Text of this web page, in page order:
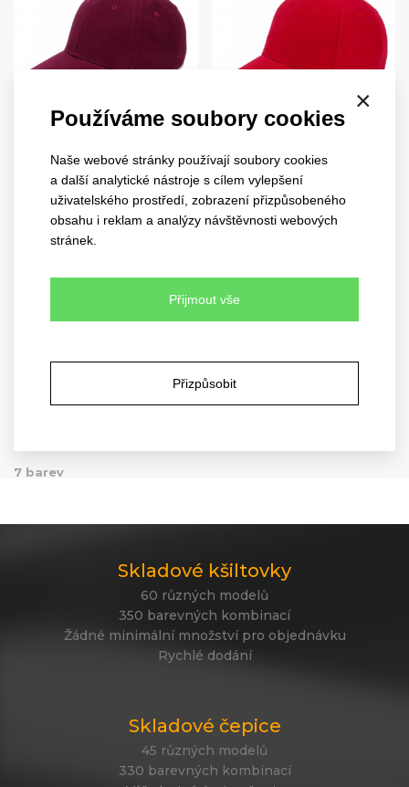
×
Používáme soubory cookies
Naše webové stránky používají soubory cookies
a další analytické nástroje s cílem vylepšení
uživatelského prostředí, zobrazení přizpůsobeného
obsahu i reklam a analýzy návštěvnosti webových
stránek.
Přijmout vše
Přizpůsobit
9 barev
sandwich
2099
15 barev
washed light
7 barev
Skladové kšiltovky
60 různých modelů
350 barevných kombinací
Žádné minimální množství pro objednávku
Rychlé dodání
Skladové čepice
45 různých modelů
330 barevných kombinací